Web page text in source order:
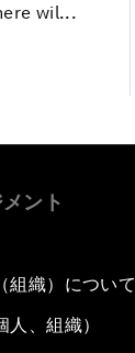
wil...
ント
組織）について
、組織）